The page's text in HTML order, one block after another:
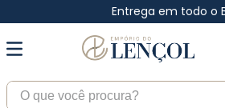
Entrega em todo o
O que você procura?